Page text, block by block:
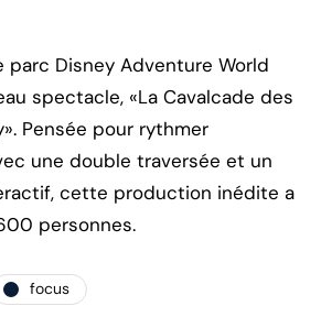
parc Disney Adventure World
spectacle, «La Cavalcade des
Pensée pour rythmer
une double traversée et un
cette production inédite a
personnes.
focus